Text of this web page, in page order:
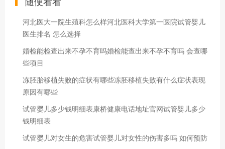
河北医大一院生殖科怎么样河北医科大学第一医院试管婴儿
医生排名 怎么选择
婚检能检查出来不孕不育吗婚检能查出来不孕不育吗 会查哪
些项目
冻胚胎移植失败的症状有哪些冻胚移植失败有什么症状表现
原因有哪些
试管婴儿多少钱明细表康桥健康电话地址官网试管婴儿多少
钱明细表
试管婴儿对女生的危害试管婴儿对女性的伤害多吗 如何预防